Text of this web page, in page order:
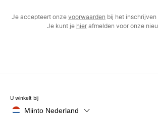
Je accepteert onze voorwaarden bij het inschrijven
Je kunt je hierafmelden voor onze
U winkelt bij
Miinto Nederland